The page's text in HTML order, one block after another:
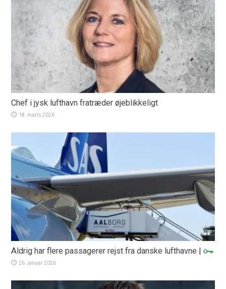
Chef i jysk lufthavn fratræder øjeblikkeligt
18. marts 2026
Aldrig har flere passagerer rejst fra danske lufthavne |
26. januar 2026